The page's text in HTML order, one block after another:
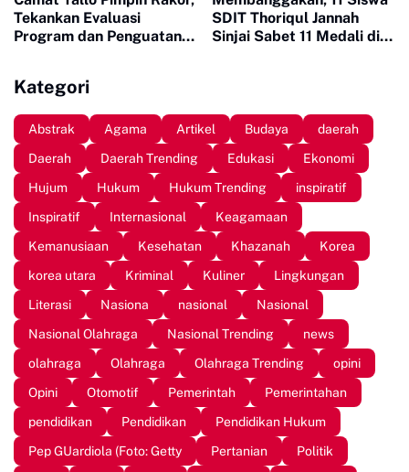
Tekankan Evaluasi
Program dan Penguatan
SDIT Thoriqul Jannah
Sinjai Sabet 11 Medali di
Kategori
Abstrak Agama Artikel Budaya
daerah
Daerah
Daerah Trending Edukasi
Ekonomi
Hujum
Hukum Hukum Trending
inspiratif
Inspiratif
Internasional
Keagamaan
Kemanusiaan
Kesehatan Khazanah
Korea
korea utara
Kriminal Kuliner
Lingkungan
Literasi
Nasiona nasional
Nasional
Nasional Olahraga
Nasional Trending
news
olahraga
Olahraga Olahraga Trending
opini
Opini
Otomotif Pemerintah
Pemerintahan
pendidikan
Pendidikan
Pendidikan Hukum
Pep GUardiola (Foto: Getty
Pertanian
Politik